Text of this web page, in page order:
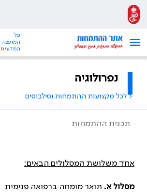
על
המועצה
המדעית
נפרולוגיה
< לכל מקצועות ההתמחות וסילבוסים
תכנית ההתמחות
אחד משלושת המסלולים הבאים:
מסלול א. תואר מומחה ברפואה פנימית